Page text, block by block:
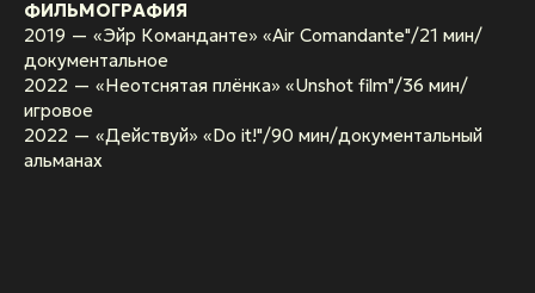
ФИЛЬМОГРАФИЯ
2019 — «Эйр Команданте» «Air Comandante"/21 мин/
документальное
2022 — «Неотснятая плёнка» «Unshot film"/36 мин/
игровое
2022 — «Действуй» «Do it!"/90 мин/документальный
альманах